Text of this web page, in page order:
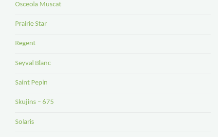
Osceola Muscat
Prairie Star
Regent
Seyval Blanc
Saint Pepin
Skujins – 675
Solaris